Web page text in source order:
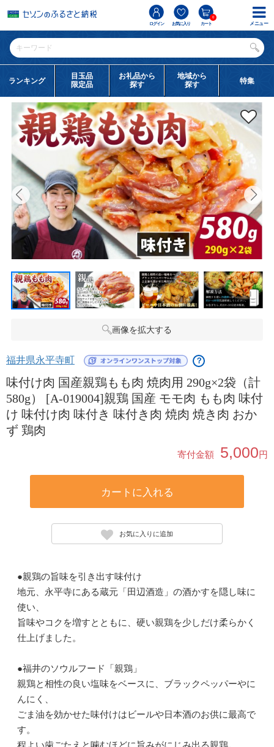
ログイン お気に入り カート
0
ランキング
目玉品
限定品
お礼品から
探す
地域から
探す
特集
画像を拡大する
福井県永平寺町 ？
味付け肉 国産親鶏もも肉 焼肉用 290g×2袋（計
580g） [A-019004]親鶏 国産 モモ肉 もも肉 味付
け 味付け肉 味付き 味付き肉 焼肉 焼き肉 おか
ず 鶏肉
寄付金額 5,000円
カートに入れる
お気に入りに追加
●親鶏の旨味を引き出す味付け
地元、永平寺にある蔵元「田辺酒造」の酒かすを隠し味に
使い、
旨味やコクを増すとともに、硬い親鶏を少しだけ柔らかく
仕上げました。
●福井のソウルフード「親鶏」
親鶏と相性の良い塩味をベースに、ブラックペッパーやに
んにく、
ごま油を効かせた味付けはビールや日本酒のお供に最高で
す。
程よい歯ごたえと噛むほどに旨みがにじみ出る親鶏。
メニュー